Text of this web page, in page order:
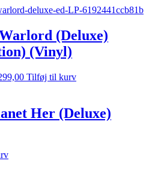
(Deluxe)
(Vinyl)
Tilføj til kurv
Her (Deluxe)